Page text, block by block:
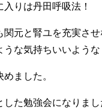
りは丹田呼吸法！
関元と腎ユを充実さ
うな気持ちいいような
ました。
した勉強会になりま